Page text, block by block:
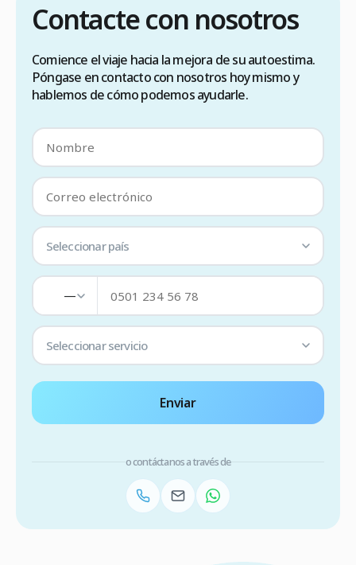
Contacte con nosotros
Comience el viaje hacia la mejora de su autoestima.
Póngase en contacto con nosotros hoy mismo y
hablemos de cómo podemos ayudarle.
Seleccionar país
—
Seleccionar servicio
Enviar
o contáctanos a través de